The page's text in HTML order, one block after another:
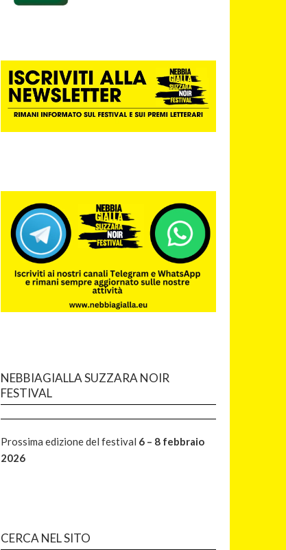
NEBBIAGIALLA SUZZARA NOIR
FESTIVAL
Prossima edizione del festival 6 – 8 febbraio
2026
CERCA NEL SITO